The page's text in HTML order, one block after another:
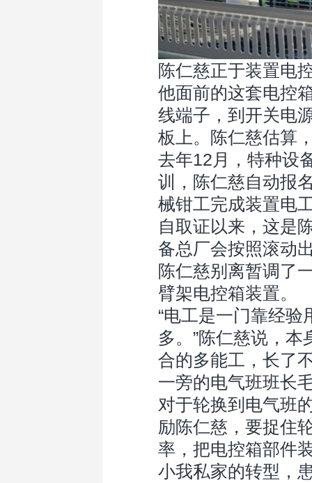
陈仁慈正于装置电
他面前的这套电控
线端子，到开关电
板上。陈仁慈估算
去年12月，特种设
训，陈仁慈自动报
械钳工完成装置电
自取证以来，这是
备总厂会按照滚动
陈仁慈别离暂调了
臂架电控箱装置。
“电工是一门靠经
多。”陈仁慈说，
合的多能工，长了
一旁的电气班班长
对于轮换到电气班
励陈仁慈，要捉住
率，把电控箱部件
小我私家的转型，